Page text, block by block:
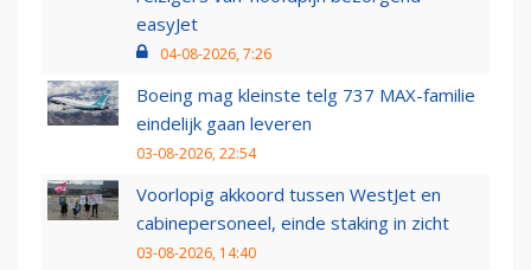
easyJet
04-08-2026, 7:26
Boeing mag kleinste telg 737 MAX-familie
eindelijk gaan leveren
03-08-2026, 22:54
Voorlopig akkoord tussen WestJet en
cabinepersoneel, einde staking in zicht
03-08-2026, 14:40